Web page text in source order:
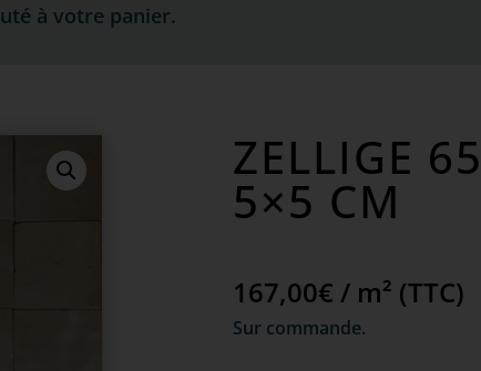
à votre panier.
ZELLIGE
5×5 CM
167,00€ / m² (TTC)
Sur commande.